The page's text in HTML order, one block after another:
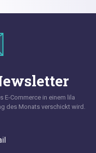
E-Commerce in einem lila
des Monats verschickt wird.